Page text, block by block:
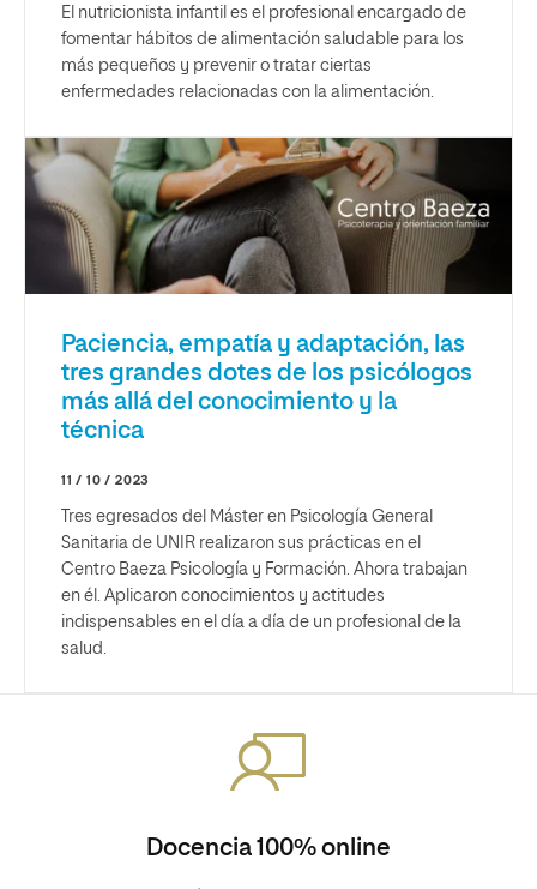
El nutricionista infantil es el profesional encargado de
fomentar hábitos de alimentación saludable para los
más pequeños y prevenir o tratar ciertas
enfermedades relacionadas con la alimentación.
Paciencia, empatía y adaptación, las
tres grandes dotes de los psicólogos
más allá del conocimiento y la
técnica
11 / 10 / 2023
Tres egresados del Máster en Psicología General
Sanitaria de UNIR realizaron sus prácticas en el
Centro Baeza Psicología y Formación. Ahora trabajan
en él. Aplicaron conocimientos y actitudes
indispensables en el día a día de un profesional de la
salud.
Docencia 100% online